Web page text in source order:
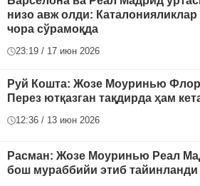
низо авж олди:
чора сўрамоқда
23:19 / 17 июн 2026
Руй Кошта: Жозе Моуринью
Перез ютқазган тақдирда ҳам
12:36 / 13 июн 2026
Расман: Жозе Моуринью Реал
бош мураббийи этиб тайинланди